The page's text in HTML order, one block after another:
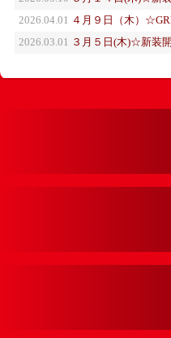
2026.04.01 ４月９日（木）
2026.03.01 ３月５日(木)☆新装